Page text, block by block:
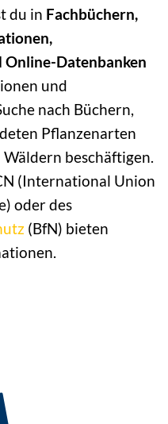
du in Fachbüchern,
Datenbanken
und
nach Büchern,
Pflanzenarten
beschäftigen.
(International Union
oder des
(BfN) bieten